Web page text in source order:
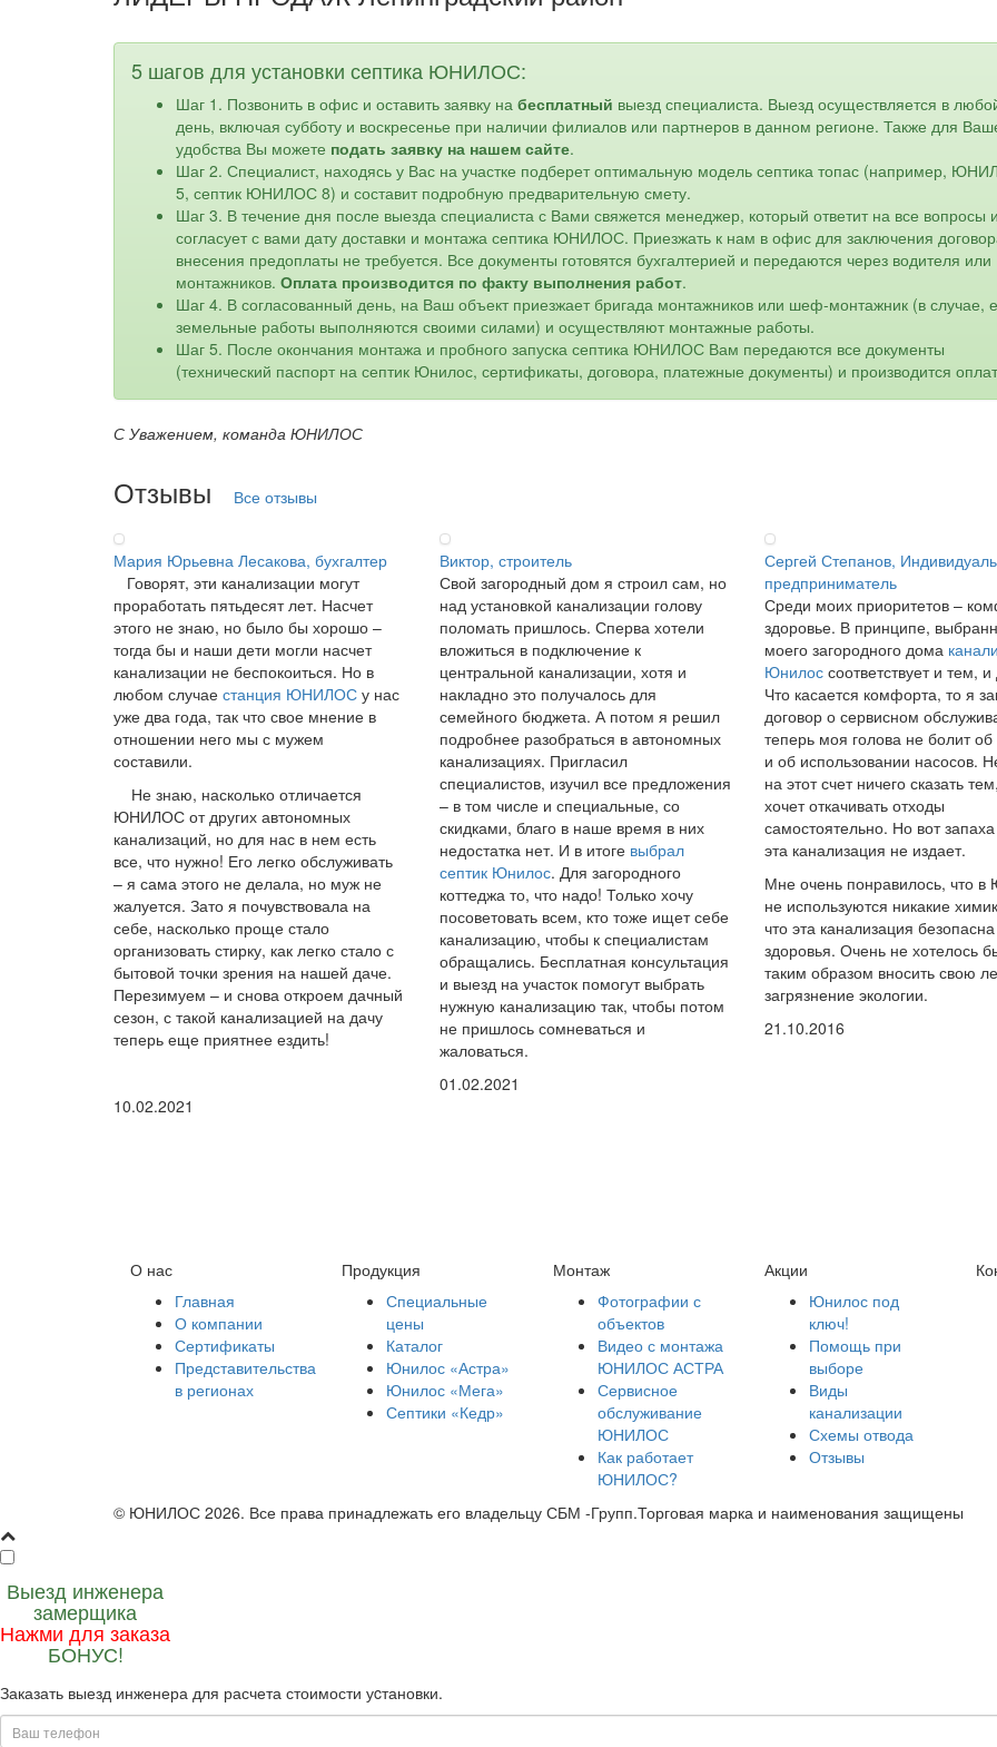
5 шагов для установки септика ЮНИЛОС:
Шаг 1. Позвонить в офис и оставить заявку на бесплатный выезд специалиста. Выезд осуществляется в
день, включая субботу и воскресенье при наличии филиалов или партнеров в данном регионе. Также для
удобства Вы можете подать заявку на нашем сайте.
Шаг 2. Специалист, находясь у Вас на участке подберет оптимальную модель септика топас (например,
5, септик ЮНИЛОС 8) и составит подробную предварительную смету.
Шаг 3. В течение дня после выезда специалиста с Вами свяжется менеджер, который ответит на все вопросы и
согласует с вами дату доставки и монтажа септика ЮНИЛОС. Приезжать к нам в офис для заключения
внесения предоплаты не требуется. Все документы готовятся бухгалтерией и передаются через водителя или
монтажников. Оплата производится по факту выполнения работ.
Шаг 4. В согласованный день, на Ваш объект приезжает бригада монтажников или шеф-монтажник (в случае,
земельные работы выполняются своими силами) и осуществляют монтажные работы.
Шаг 5. После окончания монтажа и пробного запуска септика ЮНИЛОС Вам передаются все документы
(технический паспорт на септик Юнилос, сертификаты, договора, платежные документы) и производится
С Уважением, команда ЮНИЛОС
Отзывы Все отзывы
Мария Юрьевна Лесакова, бухгалтер
Говорят, эти канализации могут
проработать пятьдесят лет. Насчет
этого не знаю, но было бы хорошо –
тогда бы и наши дети могли насчет
канализации не беспокоиться. Но в
любом случае станция ЮНИЛОС у нас
уже два года, так что свое мнение в
отношении него мы с мужем
составили.
Не знаю, насколько отличается
ЮНИЛОС от других автономных
канализаций, но для нас в нем есть
все, что нужно! Его легко обслуживать
– я сама этого не делала, но муж не
жалуется. Зато я почувствовала на
себе, насколько проще стало
организовать стирку, как легко стало с
бытовой точки зрения на нашей даче.
Перезимуем – и снова откроем дачный
сезон, с такой канализацией на дачу
теперь еще приятнее ездить!
10.02.2021
Виктор, строитель
Свой загородный дом я строил сам, но
над установкой канализации голову
поломать пришлось. Сперва хотели
вложиться в подключение к
центральной канализации, хотя и
накладно это получалось для
семейного бюджета. А потом я решил
подробнее разобраться в автономных
канализациях. Пригласил
специалистов, изучил все предложения
– в том числе и специальные, со
скидками, благо в наше время в них
недостатка нет. И в итоге выбрал
септик Юнилос. Для загородного
коттеджа то, что надо! Только хочу
посоветовать всем, кто тоже ищет себе
канализацию, чтобы к специалистам
обращались. Бесплатная консультация
и выезд на участок помогут выбрать
нужную канализацию так, чтобы потом
не пришлось сомневаться и
жаловаться.
01.02.2021
Сергей Степанов,
предприниматель
Среди моих приоритетов –
здоровье. В принципе,
моего загородного дома
Юнилос соответствует и тем,
Что касается комфорта, то я
договор о сервисном
теперь моя голова не болит об
и об использовании насосов.
на этот счет ничего сказать
хочет откачивать отходы
самостоятельно. Но вот
эта канализация не издает.
Мне очень понравилось, что в
не используются никакие
что эта канализация
здоровья. Очень не хотелось
таким образом вносить свою
загрязнение экологии.
21.10.2016
О нас
Главная
О компании
Сертификаты
Представительства
в регионах
Продукция
Специальные
цены
Каталог
Юнилос «Астра»
Юнилос «Мега»
Септики «Кедр»
Монтаж
Фотографии с
объектов
Видео с монтажа
ЮНИЛОС АСТРА
Сервисное
обслуживание
ЮНИЛОС
Как работает
ЮНИЛОС?
Акции
Юнилос под
ключ!
Помощь при
выборе
Виды
канализации
Схемы отвода
Отзывы
© ЮНИЛОС 2026. Все права принадлежать его владельцу СБМ -Групп.Торговая марка и наименования защищены
Выезд инженера
замерщика
Нажми для заказа
БОНУС!
Заказать выезд инженера для расчета стоимости уcтановки.